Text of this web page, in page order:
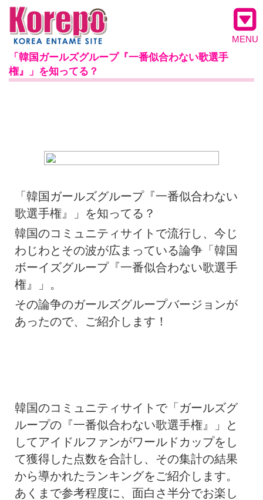
MENU
「韓国ガールズグループ『一番似合わない歌選手
権』」を知ってる？
「韓国ガールズグループ『一番似合わない
歌選手権』」を知ってる？
韓国のコミュニティサイトで流行し、今じ
わじわとその波が広まっている論争「韓国
ボーイズグループ『一番似合わない歌選手
権』」。
その論争のガールズグループバージョンが
あったので、ご紹介します！
韓国のコミュニティサイトで「ガールズグ
ループの『一番似合わない歌選手権』」と
してアイドルファンがワールドカップをし
て獲得した点数を合計し、その集計の結果
から導かれたランキングをご紹介します。
あくまで参考程度に、面白さ半分でお楽し